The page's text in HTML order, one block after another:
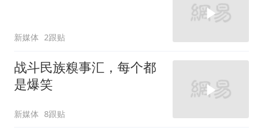
新媒体 2跟贴
战斗民族糗事汇，每个都
是爆笑
新媒体 8跟贴